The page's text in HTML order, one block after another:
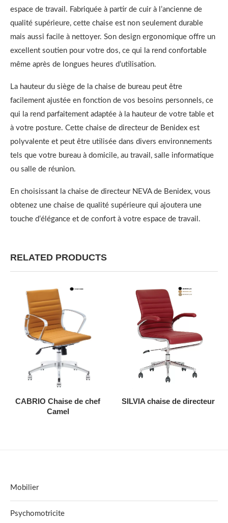
espace de travail. Fabriquée à partir de cuir à l’ancienne de
qualité supérieure, cette chaise est non seulement durable
mais aussi facile à nettoyer. Son design ergonomique offre un
excellent soutien pour votre dos, ce qui la rend confortable
même après de longues heures d’utilisation.
La hauteur du siège de la chaise de bureau peut être
facilement ajustée en fonction de vos besoins personnels, ce
qui la rend parfaitement adaptée à la hauteur de votre table et
à votre posture. Cette chaise de directeur de Benidex est
polyvalente et peut être utilisée dans divers environnements
tels que votre bureau à domicile, au travail, salle informatique
ou salle de réunion.
En choisissant la chaise de directeur NEVA de Benidex, vous
obtenez une chaise de qualité supérieure qui ajoutera une
touche d’élégance et de confort à votre espace de travail.
RELATED PRODUCTS
AJOUTER AU DEVIS
CABRIO Chaise de chef
Camel
AJOUTER AU DEVIS
SILVIA chaise de directeur
Mobilier
Psychomotricite